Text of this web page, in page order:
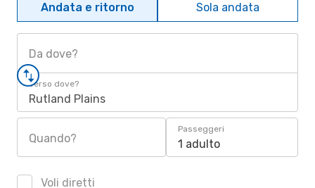
Andata e ritorno Sola andata
Da dove?
Verso dove?
Rutland Plains
Quando?
Passeggeri
1 adulto
Voli diretti